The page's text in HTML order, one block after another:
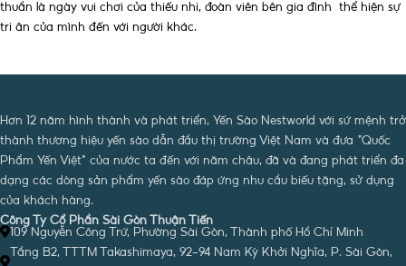
thuần là ngày vui chơi của thiếu nhi, đoàn viên bên gia đình thể hiện sự
tri ân của mình đến với người khác.
Hơn 12 năm hình thành và phát triển, Yến Sào Nestworld với sứ mệnh trở
thành thương hiệu yến sào dẫn đầu thị trường Việt Nam và đưa “Quốc
Phẩm Yến Việt” của nước ta đến với năm châu, đã và đang phát triển đa
dạng các dòng sản phẩm yến sào đáp ứng nhu cầu biếu tặng, sử dụng
của khách hàng.
Công Ty Cổ Phần Sài Gòn Thuận Tiến
109 Nguyễn Công Trứ, Phường Sài Gòn, Thành phố Hồ Chí Minh
Tầng B2, TTTM Takashimaya, 92-94 Nam Kỳ Khởi Nghĩa, P. Sài Gòn,